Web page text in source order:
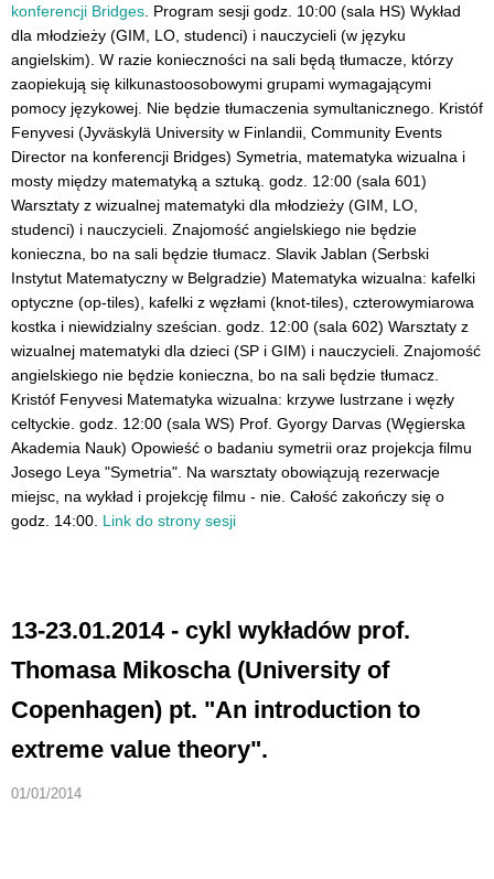
konferencji Bridges . Program sesji godz. 10:00 (sala HS) Wykład
dla młodzieży (GIM, LO, studenci) i nauczycieli (w języku
angielskim). W razie konieczności na sali będą tłumacze, którzy
zaopiekują się kilkunastoosobowymi grupami wymagającymi
pomocy językowej. Nie będzie tłumaczenia symultanicznego. Kristóf
Fenyvesi (Jyväskylä University w Finlandii, Community Events
Director na konferencji Bridges) Symetria, matematyka wizualna i
mosty między matematyką a sztuką. godz. 12:00 (sala 601)
Warsztaty z wizualnej matematyki dla młodzieży (GIM, LO,
studenci) i nauczycieli. Znajomość angielskiego nie będzie
konieczna, bo na sali będzie tłumacz. Slavik Jablan (Serbski
Instytut Matematyczny w Belgradzie) Matematyka wizualna: kafelki
optyczne (op-tiles), kafelki z węzłami (knot-tiles), czterowymiarowa
kostka i niewidzialny sześcian. godz. 12:00 (sala 602) Warsztaty z
wizualnej matematyki dla dzieci (SP i GIM) i nauczycieli. Znajomość
angielskiego nie będzie konieczna, bo na sali będzie tłumacz.
Kristóf Fenyvesi Matematyka wizualna: krzywe lustrzane i węzły
celtyckie. godz. 12:00 (sala WS) Prof. Gyorgy Darvas (Węgierska
Akademia Nauk) Opowieść o badaniu symetrii oraz projekcja filmu
Josego Leya "Symetria". Na warsztaty obowiązują rezerwacje
miejsc, na wykład i projekcję filmu - nie. Całość zakończy się o
godz. 14:00. Link do strony sesji
13-23.01.2014 - cykl wykładów prof.
Thomasa Mikoscha (University of
Copenhagen) pt. "An introduction to
extreme value theory".
01/01/2014